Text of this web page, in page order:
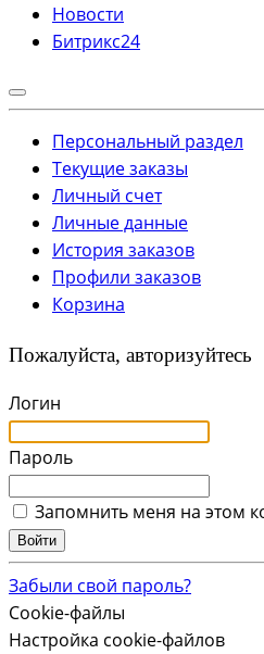
Новости
Битрикс24
Персональный раздел
Текущие заказы
Личный счет
Личные данные
История заказов
Профили заказов
Корзина
Пожалуйста, авторизуйтесь
Логин
Пароль
Запомнить меня на этом
Забыли свой пароль?
Cookie-файлы
Настройка cookie-файлов